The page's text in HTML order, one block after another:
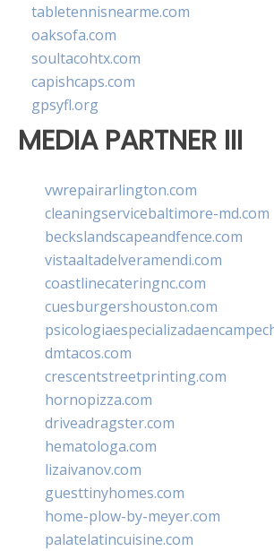
tabletennisnearme.com
oaksofa.com
soultacohtx.com
capishcaps.com
gpsyfl.org
MEDIA PARTNER III
vwrepairarlington.com
cleaningservicebaltimore-md.com
beckslandscapeandfence.com
vistaaltadelveramendi.com
coastlinecateringnc.com
cuesburgershouston.com
dmtacos.com
crescentstreetprinting.com
hornopizza.com
driveadragster.com
hematologa.com
lizaivanov.com
guesttinyhomes.com
home-plow-by-meyer.com
palatelatincuisine.com